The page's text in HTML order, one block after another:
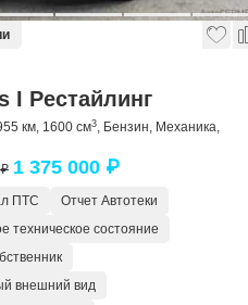
I Рестайлинг
км, 1600 см3, Бензин, Механика,
1 375 000 ₽
ПТС
Отчет Автотеки
техническое состояние
внешний вид